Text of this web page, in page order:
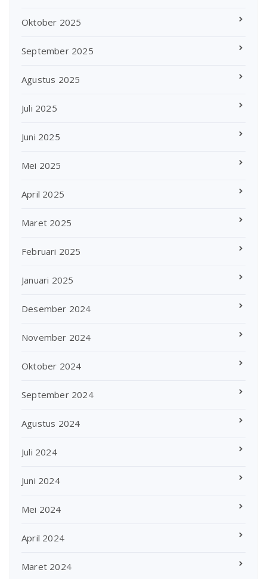
Oktober 2025
September 2025
Agustus 2025
Juli 2025
Juni 2025
Mei 2025
April 2025
Maret 2025
Februari 2025
Januari 2025
Desember 2024
November 2024
Oktober 2024
September 2024
Agustus 2024
Juli 2024
Juni 2024
Mei 2024
April 2024
Maret 2024